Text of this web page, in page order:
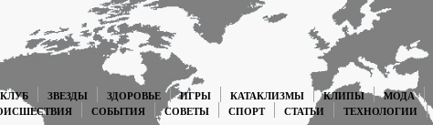
ЗВЕЗДЫ ЗДОРОВЬЕ ИГРЫ КАТАКЛИЗМЫ КЛИПЫ МОДА
СОБЫТИЯ СОВЕТЫ СПОРТ СТАТЬИ ТЕХНОЛОГИИ